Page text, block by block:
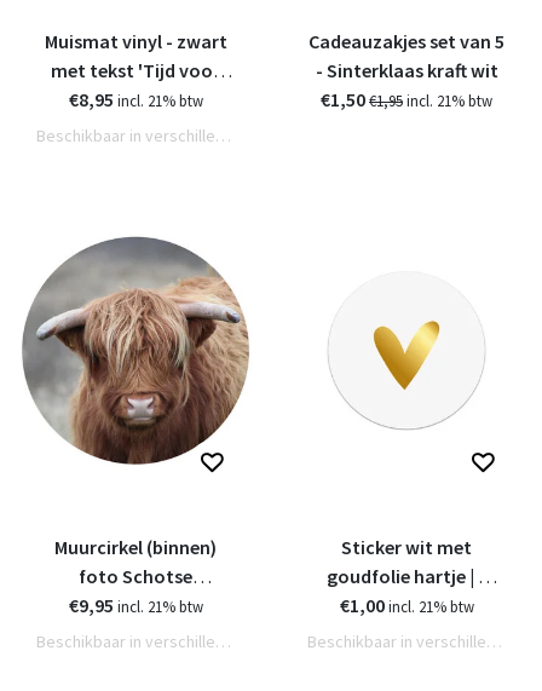
Muismat vinyl - zwart
met tekst 'Tijd voor
koffie'
€8,95 incl. 21% btw
Beschikbaar in verschillende varianten
Cadeauzakjes set van 5
- Sinterklaas kraft wit
€1,50€1,95incl. 21% btw
Muurcirkel (binnen)
foto Schotse
hooglander - 3
formaten
€9,95 incl. 21% btw
Beschikbaar in verschillende varianten
Sticker wit met
goudfolie hartje | 5
stuks | 4,5cm
€1,00 incl. 21% btw
Beschikbaar in verschillende varianten